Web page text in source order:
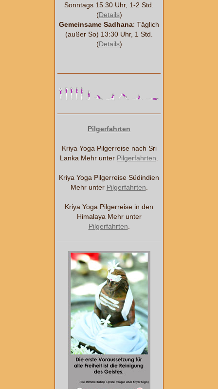
Sonntags 15.30 Uhr, 1-2 Std.
(Details)
Gemeinsame Sadhana: Täglich
(außer So) 13:30 Uhr, 1 Std.
(Details)
Pilgerfahrten
Kriya Yoga Pilgerreise nach Sri
Lanka Mehr unter Pilgerfahrten.
Kriya Yoga Pilgerreise Südindien
Mehr unter Pilgerfahrten.
Kriya Yoga Pilgerreise in den
Himalaya Mehr unter
Pilgerfahrten.